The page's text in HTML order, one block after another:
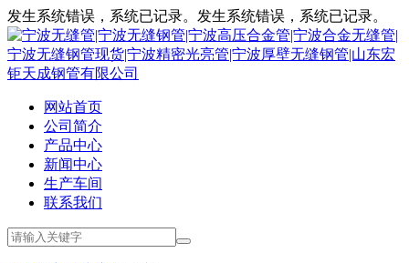
发生系统错误，系统已记录。发生系统错误，系统已记录。
网站首页
公司简介
产品中心
新闻中心
生产车间
联系我们